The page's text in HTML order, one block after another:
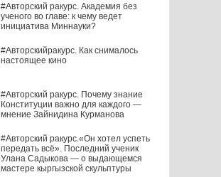
#Авторский ракурс. Академия без
ученого во главе: к чему ведет
инициатива Миннауки?
#Авторскийракурс. Как снималось
настоящее кино
#Авторский ракурс. Почему знание
Конституции важно для каждого —
мнение Зайнидина Курманова
#Авторский ракурс.«Он хотел успеть
передать всё». Последний ученик
Улана Садыкова — о выдающемся
мастере кыргызской скульптуры